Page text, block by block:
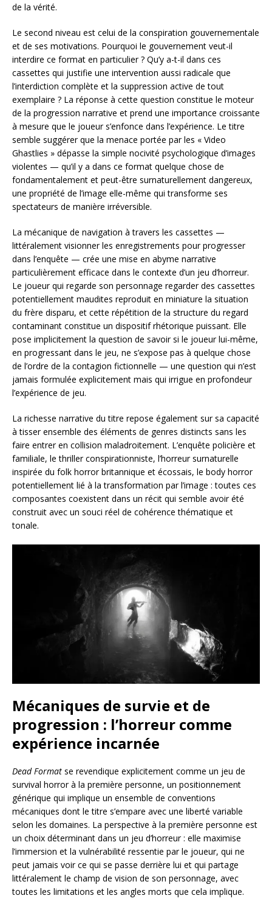
de la vérité.
Le second niveau est celui de la conspiration gouvernementale
et de ses motivations. Pourquoi le gouvernement veut-il
interdire ce format en particulier ? Qu’y a-t-il dans ces
cassettes qui justifie une intervention aussi radicale que
l’interdiction complète et la suppression active de tout
exemplaire ? La réponse à cette question constitue le moteur
de la progression narrative et prend une importance croissante
à mesure que le joueur s’enfonce dans l’expérience. Le titre
semble suggérer que la menace portée par les « Video
Ghastlies » dépasse la simple nocivité psychologique d’images
violentes — qu’il y a dans ce format quelque chose de
fondamentalement et peut-être surnaturellement dangereux,
une propriété de l’image elle-même qui transforme ses
spectateurs de manière irréversible.
La mécanique de navigation à travers les cassettes —
littéralement visionner les enregistrements pour progresser
dans l’enquête — crée une mise en abyme narrative
particulièrement efficace dans le contexte d’un jeu d’horreur.
Le joueur qui regarde son personnage regarder des cassettes
potentiellement maudites reproduit en miniature la situation
du frère disparu, et cette répétition de la structure du regard
contaminant constitue un dispositif rhétorique puissant. Elle
pose implicitement la question de savoir si le joueur lui-même,
en progressant dans le jeu, ne s’expose pas à quelque chose
de l’ordre de la contagion fictionnelle — une question qui n’est
jamais formulée explicitement mais qui irrigue en profondeur
l’expérience de jeu.
La richesse narrative du titre repose également sur sa capacité
à tisser ensemble des éléments de genres distincts sans les
faire entrer en collision maladroitement. L’enquête policière et
familiale, le thriller conspirationniste, l’horreur surnaturelle
inspirée du folk horror britannique et écossais, le body horror
potentiellement lié à la transformation par l’image : toutes ces
composantes coexistent dans un récit qui semble avoir été
construit avec un souci réel de cohérence thématique et
tonale.
Mécaniques de survie et de
progression : l’horreur comme
expérience incarnée
Dead Format se revendique explicitement comme un jeu de
survival horror à la première personne, un positionnement
générique qui implique un ensemble de conventions
mécaniques dont le titre s’empare avec une liberté variable
selon les domaines. La perspective à la première personne est
un choix déterminant dans un jeu d’horreur : elle maximise
l’immersion et la vulnérabilité ressentie par le joueur, qui ne
peut jamais voir ce qui se passe derrière lui et qui partage
littéralement le champ de vision de son personnage, avec
toutes les limitations et les angles morts que cela implique.